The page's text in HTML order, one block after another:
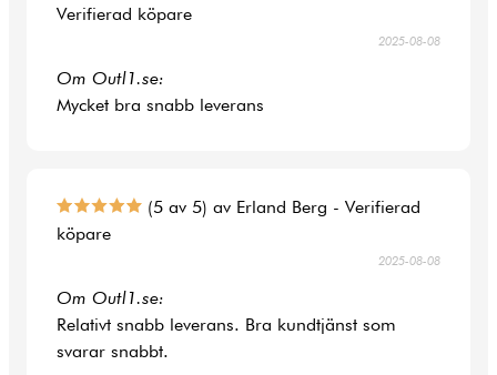
Verifierad köpare
2025-08-08
Om Outl1.se:
Mycket bra snabb leverans
(5 av 5) av Erland Berg - Verifierad
köpare
2025-08-08
Om Outl1.se:
Relativt snabb leverans. Bra kundtjänst som
svarar snabbt.